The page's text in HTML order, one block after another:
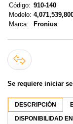
Código: 910-140
Modelo:
Marca:
Fronius
Se requiere iniciar
DESCRIPCIÓN
DISPONIBILIDAD